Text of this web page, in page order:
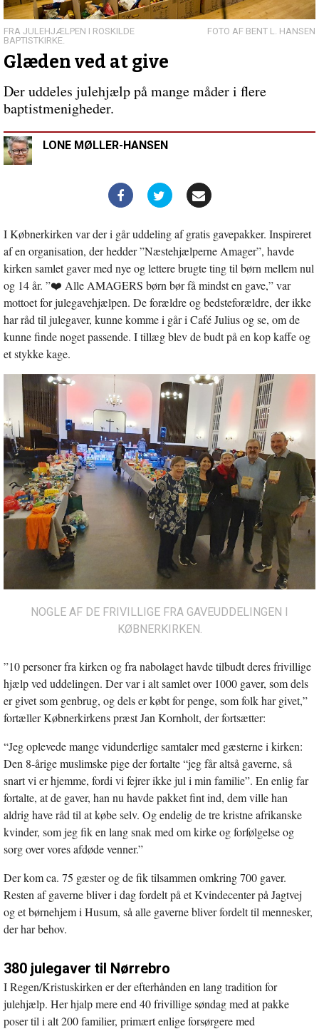
du
med?
FRA JULEHJÆLPEN I ROSKILDE
BAPTISTKIRKE.
BENT L. HANSEN
Glæden ved at give
Der uddeles julehjælp på mange måder i flere
baptistmenigheder.
LONE MØLLER-HANSEN
I Købnerkirken var der i går uddeling af gratis gavepakker. Inspireret
af en organisation, der hedder ”Næstehjælperne Amager”, havde
kirken samlet gaver med nye og lettere brugte ting til børn mellem nul
og 14 år. ”❤️ Alle AMAGERS børn bør få mindst en gave,” var
mottoet for julegavehjælpen. De forældre og bedsteforældre, der ikke
har råd til julegaver, kunne komme i går i Café Julius og se, om de
kunne finde noget passende. I tillæg blev de budt på en kop kaffe og
et stykke kage.
NOGLE AF DE FRIVILLIGE FRA GAVEUDDELINGEN I
KØBNERKIRKEN.
”10 personer fra kirken og fra nabolaget havde tilbudt deres frivillige
hjælp ved uddelingen. Der var i alt samlet over 1000 gaver, som dels
er givet som genbrug, og dels er købt for penge, som folk har givet,”
fortæller Købnerkirkens præst Jan Kornholt, der fortsætter:
“Jeg oplevede mange vidunderlige samtaler med gæsterne i kirken:
Den 8-årige muslimske pige der fortalte “jeg får altså gaverne, så
snart vi er hjemme, fordi vi fejrer ikke jul i min familie”. En enlig far
fortalte, at de gaver, han nu havde pakket fint ind, dem ville han
aldrig have råd til at købe selv. Og endelig de tre kristne afrikanske
kvinder, som jeg fik en lang snak med om kirke og forfølgelse og
sorg over vores afdøde venner.”
Der kom ca. 75 gæster og de fik tilsammen omkring 700 gaver.
Resten af gaverne bliver i dag fordelt på et Kvindecenter på Jagtvej
og et børnehjem i Husum, så alle gaverne bliver fordelt til mennesker,
der har behov.
380 julegaver til Nørrebro
I Regen/Kristuskirken er der efterhånden en lang tradition for
julehjælp. Her hjalp mere end 40 frivillige søndag med at pakke
poser til i alt 200 familier, primært enlige forsørgere med